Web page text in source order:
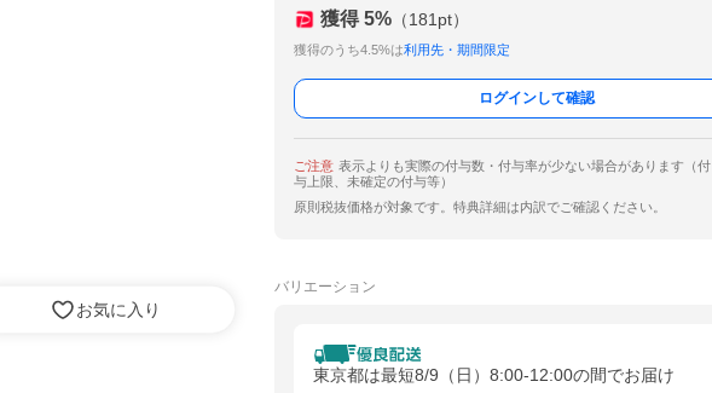
お気に入り
獲得 5% （181 pt）
獲得のうち4.5%は利用先・期間限定
ログインして確認
ご注意 表示よりも実際の付与数・付与率が少ない場合があります（付
与上限、未確定の付与等）
原則税抜価格が対象です。特典詳細は内訳でご確認ください。
バリエーション
東京都は最短8/9（日）8:00-12:00の間でお届け